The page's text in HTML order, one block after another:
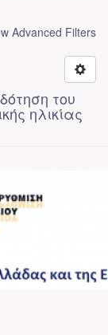
Advanced Filters
του
ηλικίας